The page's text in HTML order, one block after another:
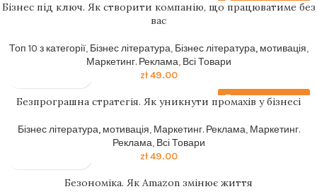
Передзамовлення
Бізнес під ключ. Як створити компанію, що працюватиме без
вас
Топ 10 з категорії, Бізнес література, Бізнес література, мотивація,
Маркетинг. Реклама, Всі Товари
zł49.00
Передзамовлення
Безпрограшна стратегія. Як уникнути промахів у бізнесі
Бізнес література, мотивація, Маркетинг. Реклама, Маркетинг.
Реклама, Всі Товари
zł49.00
Безономіка. Як Amazon змінює життя